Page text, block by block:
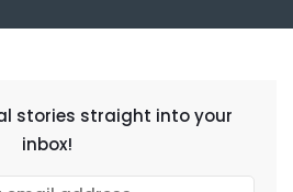
stories straight into your
inbox!